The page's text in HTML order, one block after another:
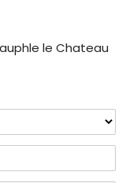
le Chateau